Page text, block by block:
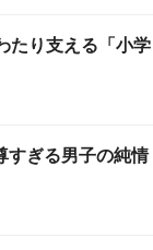
たり支える「小学
すぎる男子の純情